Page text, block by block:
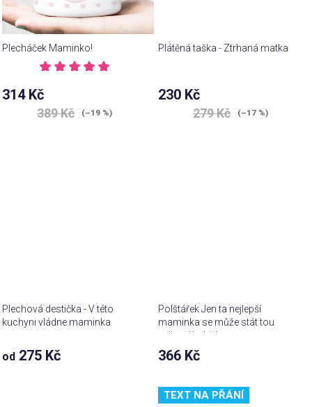
Plecháček Maminko!
hodnocení
produktu
je
5,0
314 Kč
389 Kč (–19 %)
Plátěná taška - Ztrhaná matka
230 Kč
279 Kč (–17 %)
Plechová destička - V této
kuchyni vládne maminka
Průměrné
hodnocení
od 275 Kč
Polštářek Jen ta nejlepší
maminka se může stát tou
nejlepší babičkou
Průměrné
produktu
je
366 Kč
TEXT NA PŘÁNÍ